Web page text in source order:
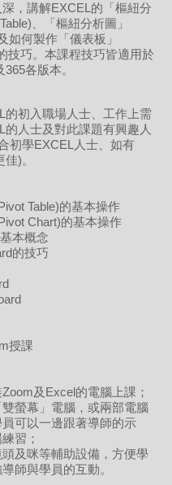
，講解EXCEL的「樞紐分
、「樞紐分析圖」
如何製作「儀表板」
技巧。本課程技巧皆適用於
各版本。
的初入職場人士、工作上需
的人士及對此課題有興趣人
初學EXCEL人士、如有
)。
Table)的基本操作
Chart)的基本操作
本概念
的技巧
授課
及Excel的電腦上課；
螢幕」電腦，或兩部電腦
員可以一邊跟著導師的示
習；
及咪等輔助設備，方便學
師與學員的互動。